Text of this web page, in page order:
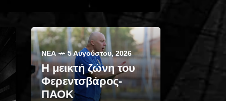
ΝΈΑ 5 Αυγούστου, 2026
Η μεικτή ζώνη του
Φερεντσβάρος-
ΠΑΟΚ